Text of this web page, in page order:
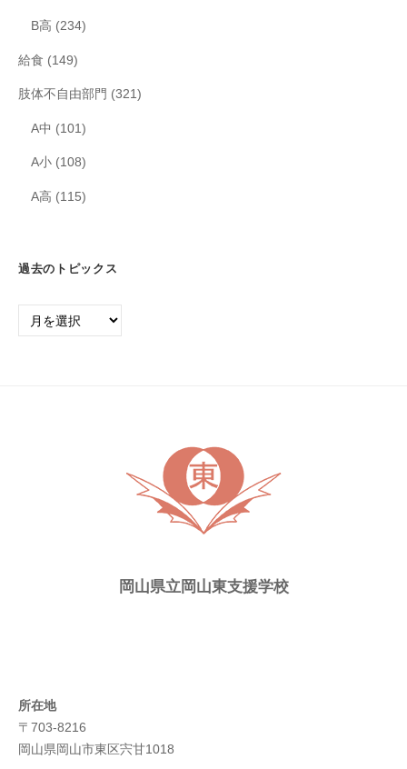
B高 (234)
給食 (149)
肢体不自由部門 (321)
A中 (101)
A小(108)
A高 (115)
過去のトピックス
過
岡山県立岡山東支援学校
所在地
〒703-8216
岡山県岡山市東区宍甘1018